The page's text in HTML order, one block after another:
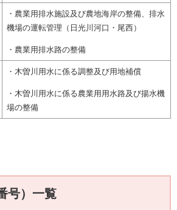
・農業用排水施設及び農地海岸の整備、排水
機場の運転管理（日光川河口・尾西）
・農業用排水路の整備
・木曽川用水に係る調整及び用地補償
・木曽川用水に係る農業用用水路及び揚水機
場の整備
号）一覧